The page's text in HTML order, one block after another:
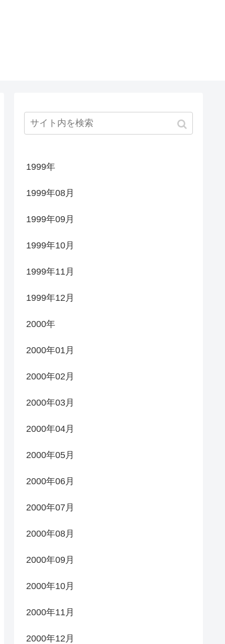
1999年
1999年08月
1999年09月
1999年10月
1999年11月
1999年12月
2000年
2000年01月
2000年02月
2000年03月
2000年04月
2000年05月
2000年06月
2000年07月
2000年08月
2000年09月
2000年10月
2000年11月
2000年12月